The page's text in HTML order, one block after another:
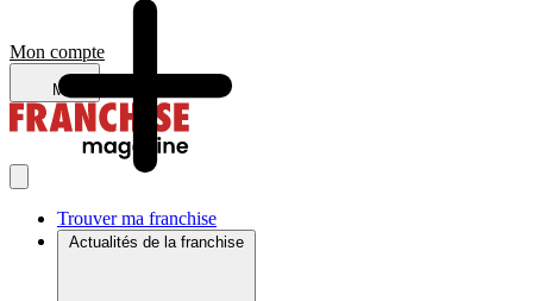
Mon compte
Menu
Trouver ma franchise
Actualités de la franchise